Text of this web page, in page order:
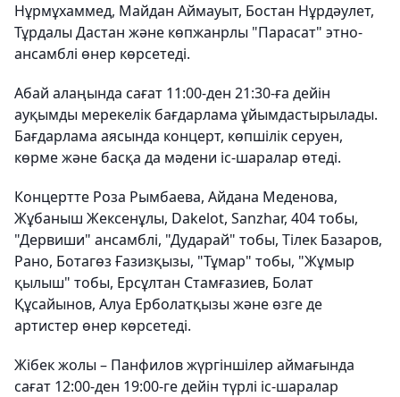
Нұрмұхаммед, Майдан Аймауыт, Бостан Нұрдәулет,
Тұрдалы Дастан және көпжанрлы "Парасат" этно-
ансамблі өнер көрсетеді.
Абай алаңында сағат 11:00-ден 21:30-ға дейін
ауқымды мерекелік бағдарлама ұйымдастырылады.
Бағдарлама аясында концерт, көпшілік серуен,
көрме және басқа да мәдени іс-шаралар өтеді.
Концертте Роза Рымбаева, Айдана Меденова,
Жұбаныш Жексенұлы, Dakelot, Sanzhar, 404 тобы,
"Дервиши" ансамблі, "Дударай" тобы, Тілек Базаров,
Рано, Ботагөз Ғазизқызы, "Тұмар" тобы, "Жұмыр
қылыш" тобы, Ерсұлтан Стамғазиев, Болат
Құсайынов, Алуа Ерболатқызы және өзге де
артистер өнер көрсетеді.
Жібек жолы – Панфилов жүргіншілер аймағында
сағат 12:00-ден 19:00-ге дейін түрлі іс-шаралар